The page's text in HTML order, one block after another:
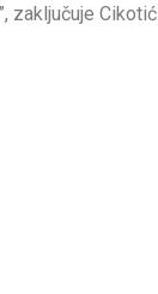
zaključuje Cikotić.